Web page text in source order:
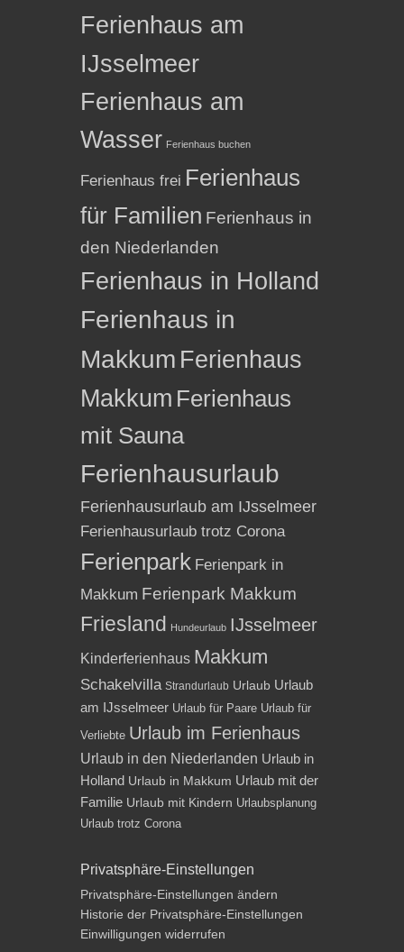
Ferienhaus am
IJsselmeer
Ferienhaus am
Wasser Ferienhaus buchen
Ferienhaus frei Ferienhaus
für Familien Ferienhaus in
den Niederlanden
Ferienhaus in Holland
Ferienhaus in
Makkum Ferienhaus
Makkum Ferienhaus
mit Sauna
Ferienhausurlaub
Ferienhausurlaub am IJsselmeer
Ferienhausurlaub trotz Corona
Ferienpark Ferienpark in
Makkum Ferienpark Makkum
Friesland Hundeurlaub IJsselmeer
Kinderferienhaus Makkum
Schakelvilla Strandurlaub Urlaub Urlaub
am IJsselmeer Urlaub für Paare Urlaub für
Verliebte Urlaub im Ferienhaus
Urlaub in den Niederlanden Urlaub in
Holland Urlaub in Makkum Urlaub mit der
Familie Urlaub mit Kindern Urlaubsplanung
Urlaub trotz Corona
Privatsphäre-Einstellungen
Privatsphäre-Einstellungen ändern
Historie der Privatsphäre-Einstellungen
Einwilligungen widerrufen